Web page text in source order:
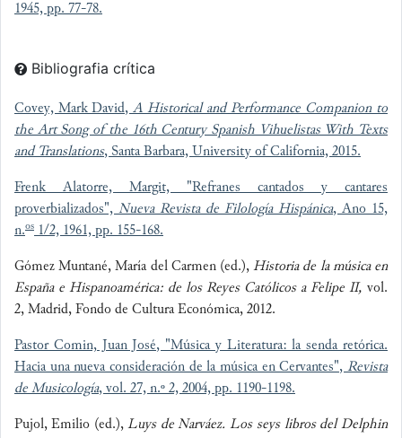
1945, pp. 77-78.
Bibliografia crítica
Covey, Mark David, A Historical and Performance Companion to
the Art Song of the 16th Century Spanish Vihuelistas With Texts
and Translations, Santa Barbara, University of California, 2015.
Frenk Alatorre, Margit, "Refranes cantados y cantares
proverbializados", Nueva Revista de Filología Hispánica, Ano 15,
n.os 1/2, 1961, pp. 155-168.
Gómez Muntané, María del Carmen (ed.), Historia de la música en
España e Hispanoamérica: de los Reyes Católicos a Felipe II, vol.
2, Madrid, Fondo de Cultura Económica, 2012.
Pastor Comin, Juan José, "Música y Literatura: la senda retórica.
Hacia una nueva consideración de la música en Cervantes", Revista
de Musicología, vol. 27, n.º 2, 2004, pp. 1190-1198.
Pujol, Emilio (ed.), Luys de Narváez. Los seys libros del Delphin